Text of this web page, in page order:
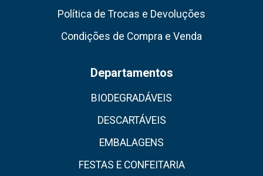
Política de Trocas e Devoluções
Condições de Compra e Venda
Departamentos
BIODEGRADÁVEIS
DESCARTÁVEIS
EMBALAGENS
FESTAS E CONFEITARIA